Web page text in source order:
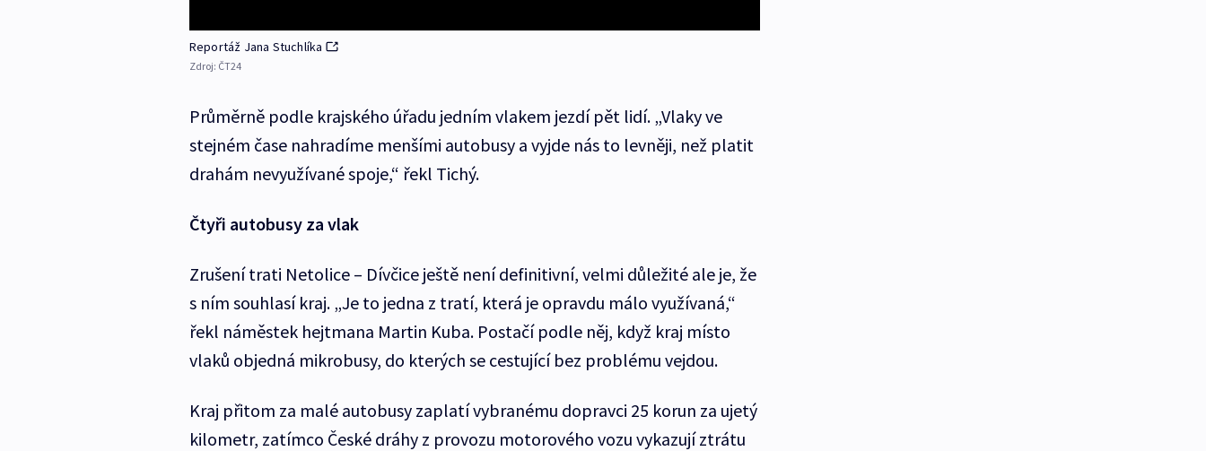
Reportáž Jana Stuchlíka
Zdroj: ČT24
Průměrně podle krajského úřadu jedním vlakem jezdí pět lidí. „Vlaky ve
stejném čase nahradíme menšími autobusy a vyjde nás to levněji, než platit
drahám nevyužívané spoje,“ řekl Tichý.
Čtyři autobusy za vlak
Zrušení trati Netolice – Dívčice ještě není definitivní, velmi důležité ale je, že
s ním souhlasí kraj. „Je to jedna z tratí, která je opravdu málo využívaná,“
řekl náměstek hejtmana Martin Kuba. Postačí podle něj, když kraj místo
vlaků objedná mikrobusy, do kterých se cestující bez problému vejdou.
Kraj přitom za malé autobusy zaplatí vybranému dopravci 25 korun za ujetý
kilometr, zatímco České dráhy z provozu motorového vozu vykazují ztrátu